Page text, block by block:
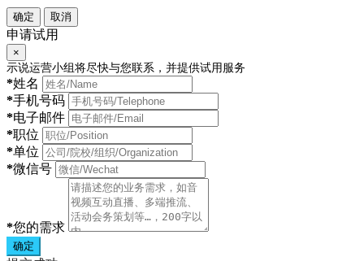
确定 取消
申请试用
×
示说运营小组将尽快与您联系，并提供试用服务
*姓名
*手机号码
*电子邮件
*职位
*单位
*微信号
*您的需求
确定